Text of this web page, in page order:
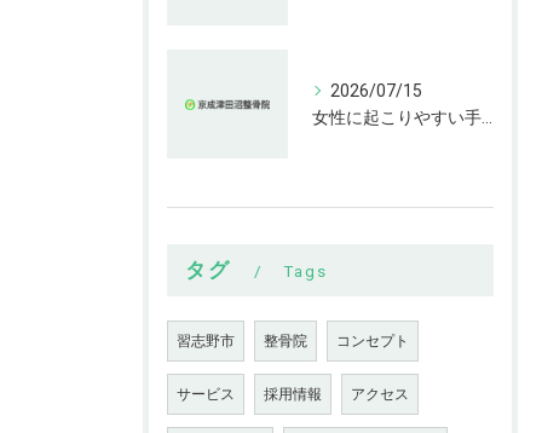
2026/07/15
タグ Tags
習志野市 整骨院 コンセプト
サービス 採用情報 アクセス